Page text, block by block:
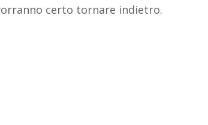
certo tornare indietro.